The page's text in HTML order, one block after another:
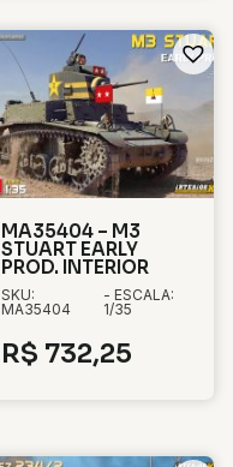
MA35404 – M3
STUART EARLY
PROD. INTERIOR
SKU:
MA35404
- ESCALA:
1/35
R$ 732,25